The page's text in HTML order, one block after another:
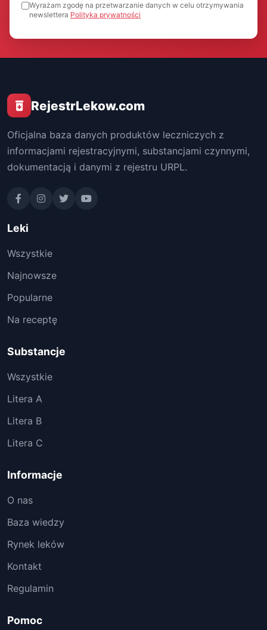
Wyrażam zgodę na przetwarzanie danych w celu otrzymywania
newslettera Polityka prywatności
RejestrLekow.com
Oficjalna baza danych produktów leczniczych z
informacjami rejestracyjnymi, substancjami czynnymi,
dokumentacją i danymi z rejestru URPL.
Leki
Wszystkie
Najnowsze
Popularne
Na receptę
Substancje
Wszystkie
Litera A
Litera B
Litera C
Informacje
O nas
Baza wiedzy
Rynek leków
Kontakt
Regulamin
Pomoc